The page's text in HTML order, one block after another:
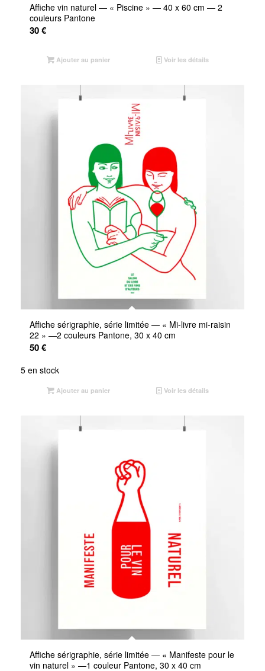
Affiche vin naturel — « Piscine » — 40 x 60 cm — 2
couleurs Pantone
30€
Ajouter au panier Voir les détails
Affiche sérigraphie, série limitée — « Mi-livre mi-raisin
22 » —2 couleurs Pantone, 30 x 40 cm
50€
5 en stock
Ajouter au panier Voir les détails
Affiche sérigraphie, série limitée — « Manifeste pour le
vin naturel » —1 couleur Pantone, 30 x 40 cm